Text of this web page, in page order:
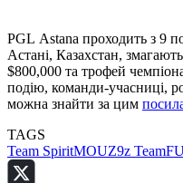
PGL Astana проходить з 9
Астані, Казахстан,
$800,000 та трофей
подію, команди-учасниці,
можна знайти за цим
TAGS
Team SpiritMOUZ9z Team